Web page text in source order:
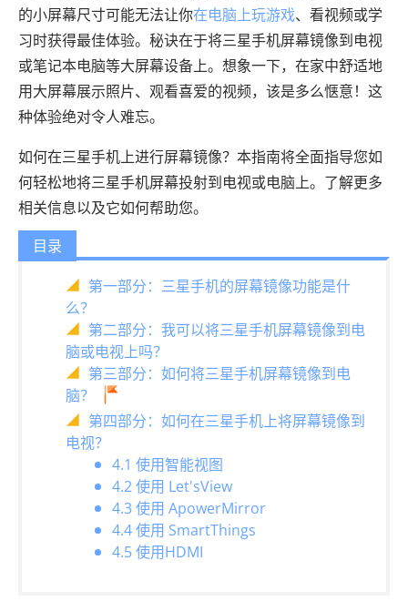
的小屏幕尺寸可能无法让你在电脑上玩游戏、看视频或学
习时获得最佳体验。秘诀在于将三星手机屏幕镜像到电视
或笔记本电脑等大屏幕设备上。想象一下，在家中舒适地
用大屏幕展示照片、观看喜爱的视频，该是多么惬意！这
种体验绝对令人难忘。
如何在三星手机上进行屏幕镜像？本指南将全面指导您如
何轻松地将三星手机屏幕投射到电视或电脑上。了解更多
相关信息以及它如何帮助您。
目录
第一部分：三星手机的屏幕镜像功能是什
么？
第二部分：我可以将三星手机屏幕镜像到电
脑或电视上吗？
第三部分：如何将三星手机屏幕镜像到电
脑？
第四部分：如何在三星手机上将屏幕镜像到
电视？
4.1 使用智能视图
4.2 使用 Let'sView
4.3 使用 ApowerMirror
4.4 使用 SmartThings
4.5 使用HDMI